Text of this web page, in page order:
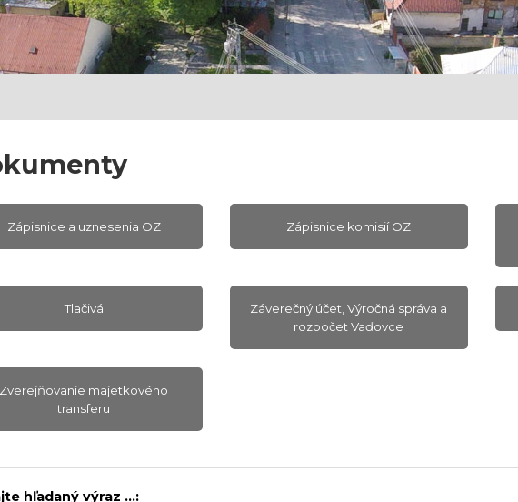
Zápisnice a uznesenia OZ Zápisnice komisií OZ
Tlačivá
Záverečný účet, Výročná správa a
rozpočet Vaďovce
Zverejňovanie majetkového
transferu
hľadaný výraz ...: